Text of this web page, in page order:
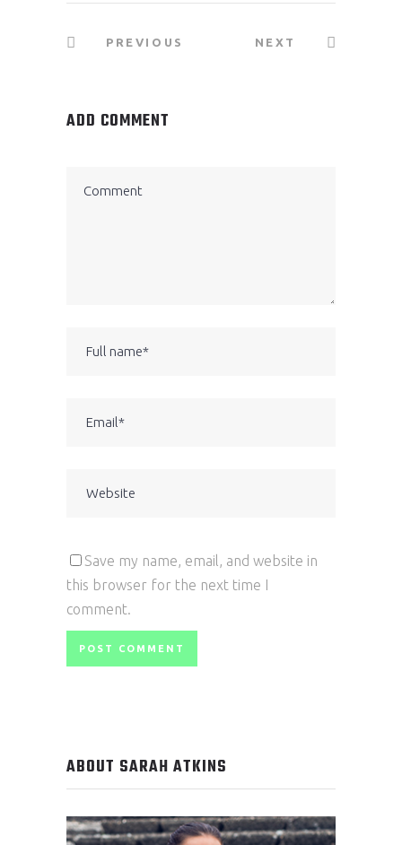
PREVIOUS NEXT
ADD COMMENT
Save my name, email, and website in
this browser for the next time I
comment.
ABOUT SARAH ATKINS